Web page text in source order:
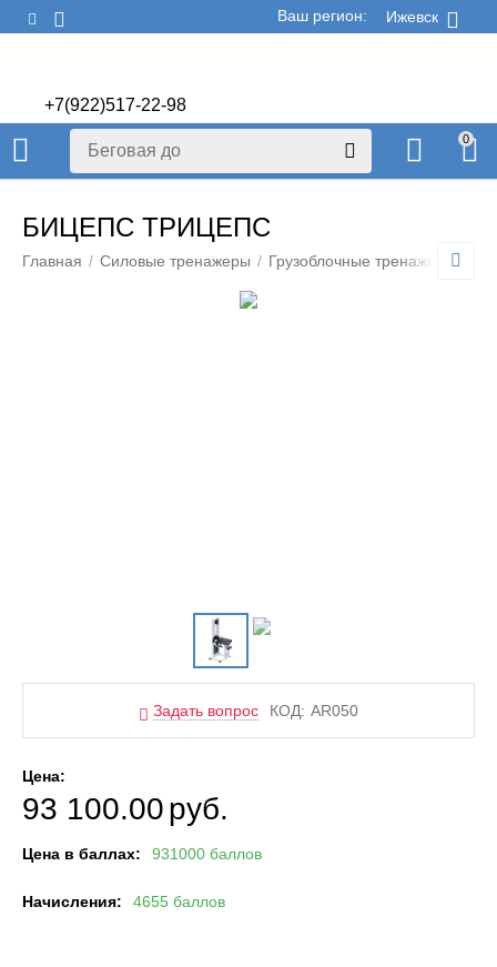
Ижевск
Ваш регион:
+7(922)517-22-98
+7(922)506-70-60
0
БИЦЕПС ТРИЦЕПС
Главная / Силовые тренажеры / Грузоблочные тренажеры
Задать вопрос КОД: AR050
Цена:
93 100.00руб.
Цена в баллах: 931000 баллов
Начисления: 4655 баллов